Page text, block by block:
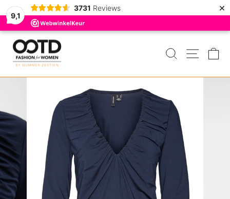
9,1
3731 Reviews ×
Door
naar
ZOEKEN
MENU